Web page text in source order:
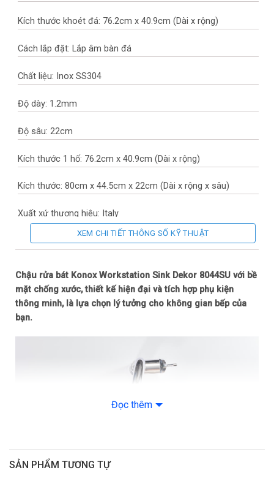
Kích thước khoét đá: 76.2cm x 40.9cm (Dài x rộng)
Cách lắp đặt: Lắp âm bàn đá
Chất liệu: Inox SS304
Độ dày: 1.2mm
Độ sâu: 22cm
Kích thước 1 hố: 76.2cm x 40.9cm (Dài x rộng)
Kích thước: 80cm x 44.5cm x 22cm (Dài x rộng x sâu)
Xuất xứ thương hiệu: Italy
Sản xuất tại: Trung Quốc
Bảo hành: Chậu rửa (10 năm theo chính sách Hãng), Hệ thống
ống xả (3 năm theo chính sách Hãng)
XEM CHI TIẾT THÔNG SỐ KỸ THUẬT
Chậu rửa bát Konox Workstation Sink Dekor 8044SU với bề
mặt chống xước, thiết kế hiện đại và tích hợp phụ kiện
thông minh, là lựa chọn lý tưởng cho không gian bếp của
bạn.
Đọc thêm
SẢN PHẨM TƯƠNG TỰ